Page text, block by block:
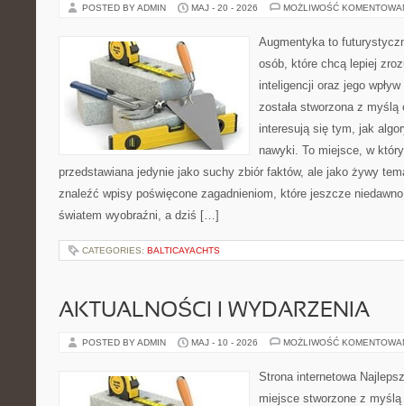
POSTED BY ADMIN MAJ - 20 - 2026 MOŻLIWOŚĆ
Augmentyka to
osób, które chcą lepiej
inteligencji oraz jego
została stworzona z
interesują się tym, jak
nawyki. To miejsce, w
przedstawiana jedynie jako suchy zbiór faktów, ale jako żywy
znaleźć wpisy poświęcone zagadnieniom, które jeszcze niedawno
światem wyobraźni, a dziś […]
CATEGORIES: BALTICAYACHTS
AKTUALNOŚCI I WYDARZENIA
POSTED BY ADMIN MAJ - 10 - 2026 MOŻLIWOŚĆ
Strona internetowa
miejsce stworzone z